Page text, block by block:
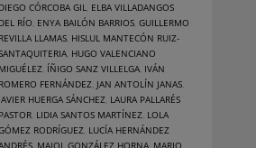
DIEGO CÓRCOBA GIL, ELBA VILLADANGOS
DEL RÍO, ENYA BAILÓN BARRIOS, GUILLERMO
REVILLA LLAMAS, HISLUL MANTECÓN RUIZ-
, HUGO VALENCIANO
MIGUÉLEZ, ÍÑIGO SANZ VILLELGA, IVÁN
ROMERO FERNÁNDEZ, JAN ANTOLÍN JANAS,
JAVIER HUERGA SÁNCHEZ, LAURA PALLARÉS
PASTOR, LIDIA SANTOS MARTÍNEZ, LOLA
RODRÍGUEZ, LUCÍA HERNÁNDEZ